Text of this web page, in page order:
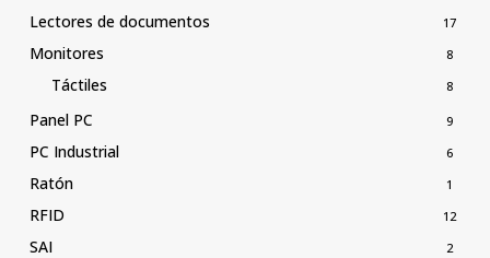
Lectores de documentos 17
Monitores 8
Táctiles 8
Panel PC 9
PC Industrial 6
Ratón 1
RFID 12
SAI 2